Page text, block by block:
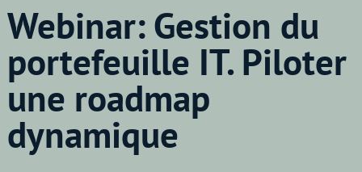
Webinar:Gestion du
portefeuille IT. Piloter
une roadmap
dynamique